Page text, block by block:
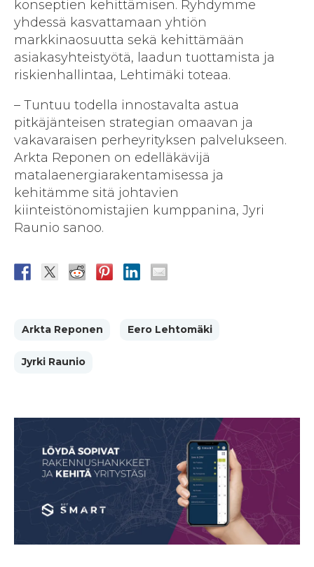
konseptien kehittämisen. Ryhdymme
yhdessä kasvattamaan yhtiön
markkinaosuutta sekä kehittämään
asiakasyhteistyötä, laadun tuottamista ja
riskienhallintaa, Lehtimäki toteaa.
– Tuntuu todella innostavalta astua
pitkäjänteisen strategian omaavan ja
vakavaraisen perheyrityksen palvelukseen.
Arkta Reponen on edelläkävijä
matalaenergiarakentamisessa ja
kehitämme sitä johtavien
kiinteistönomistajien kumppanina, Jyri
Raunio sanoo.
Arkta Reponen Eero Lehtomäki
Jyrki Raunio